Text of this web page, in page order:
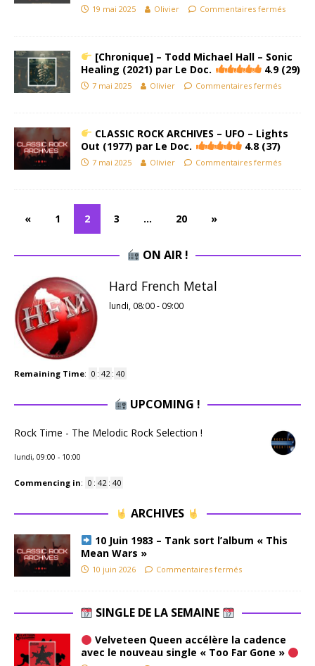
19 mai 2025 Olivier Commentaires fermés
[Chronique] – Todd Michael Hall – Sonic
Healing (2021) par Le Doc.
4.9 (29)
7 mai 2025 Olivier Commentaires fermés
CLASSIC ROCK ARCHIVES – UFO – Lights
Out (1977) par Le Doc.
4.8 (37)
7 mai 2025 Olivier Commentaires fermés
« 1 2 3 … 20 »
ON AIR !
Hard French Metal
lundi, 08:00- 09:00
Remaining Time: 0 : 42 : 39
UPCOMING !
Rock Time - The Melodic Rock Selection !
lundi, 09:00 - 10:00
Commencing in: 0 : 42 : 39
ARCHIVES
10 Juin 1983 – Tank sort l’album « This
Mean Wars »
10 juin 2026 Commentaires fermés
SINGLE DE LA SEMAINE
Velveteen Queen accélère la cadence
avec le nouveau single « Too Far Gone »